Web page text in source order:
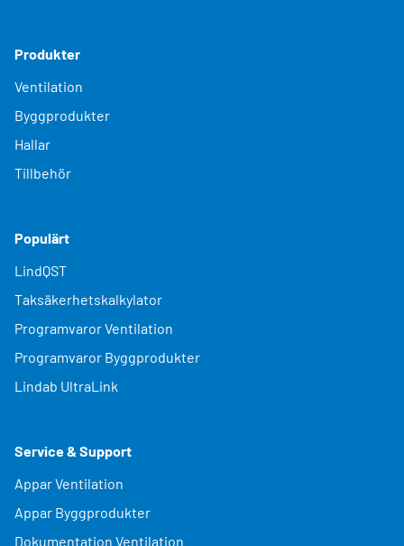
Produkter
Ventilation
Byggprodukter
Hallar
Tillbehör
Populärt
LindQST
Taksäkerhetskalkylator
Programvaror Ventilation
Programvaror Byggprodukter
Lindab UltraLink
Service & Support
Appar Ventilation
Appar Byggprodukter
Dokumentation Ventilation